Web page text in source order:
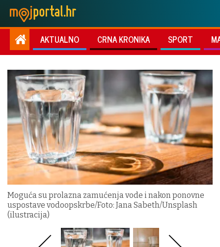
AKTUALNO CRNA KRONIKA SPORT
Moguća su prolazna zamućenja vode i nakon ponovne
uspostave vodoopskrbe/Foto: Jana Sabeth/Unsplash
(ilustracija)